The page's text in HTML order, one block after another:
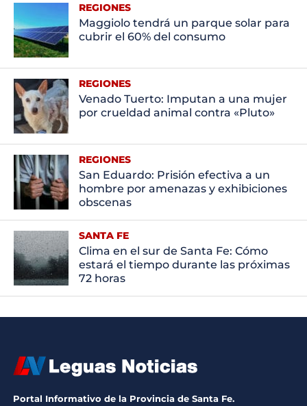
REGIONES
Maggiolo tendrá un parque solar para
cubrir el 60% del consumo
REGIONES
Venado Tuerto: Imputan a una mujer
por crueldad animal contra «Pluto»
REGIONES
San Eduardo: Prisión efectiva a un
hombre por amenazas y exhibiciones
obscenas
SANTA FE
Clima en el sur de Santa Fe: Cómo
estará el tiempo durante las próximas
72 horas
Portal Informativo de la Provincia de Santa Fe.